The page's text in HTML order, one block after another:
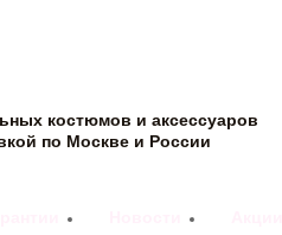
костюмов и аксессуаров
по Москве и России